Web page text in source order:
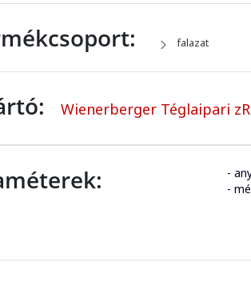
falazat
Wienerberger Téglaipari
-
-